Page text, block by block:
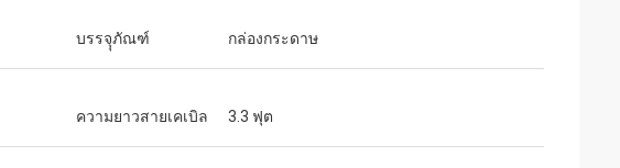
บรรจุุภัณฑ์ กล่องกระดาษ
ความยาวสายเคเบิล 3.3 ฟุต